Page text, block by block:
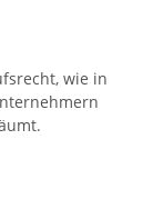
wie in